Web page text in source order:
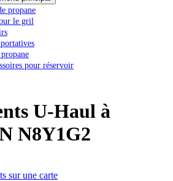
propane
le gril
pour réservoir
U-Haul à
N8Y1G2
sur une carte